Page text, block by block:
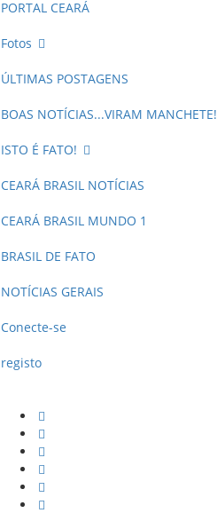
PORTAL CEARÁ
Fotos
ÚLTIMAS POSTAGENS
BOAS NOTÍCIAS...VIRAM MANCHETE!
ISTO É FATO!
CEARÁ BRASIL NOTÍCIAS
CEARÁ BRASIL MUNDO 1
BRASIL DE FATO
NOTÍCIAS GERAIS
Conecte-se
registo